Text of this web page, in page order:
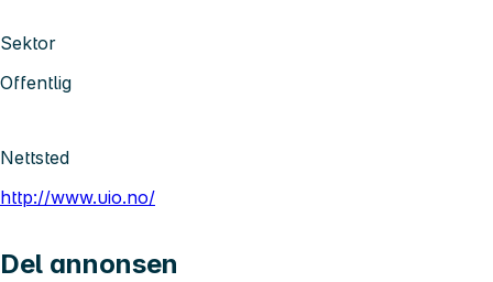
Sektor
Offentlig
Nettsted
http://www.uio.no/
Del annonsen